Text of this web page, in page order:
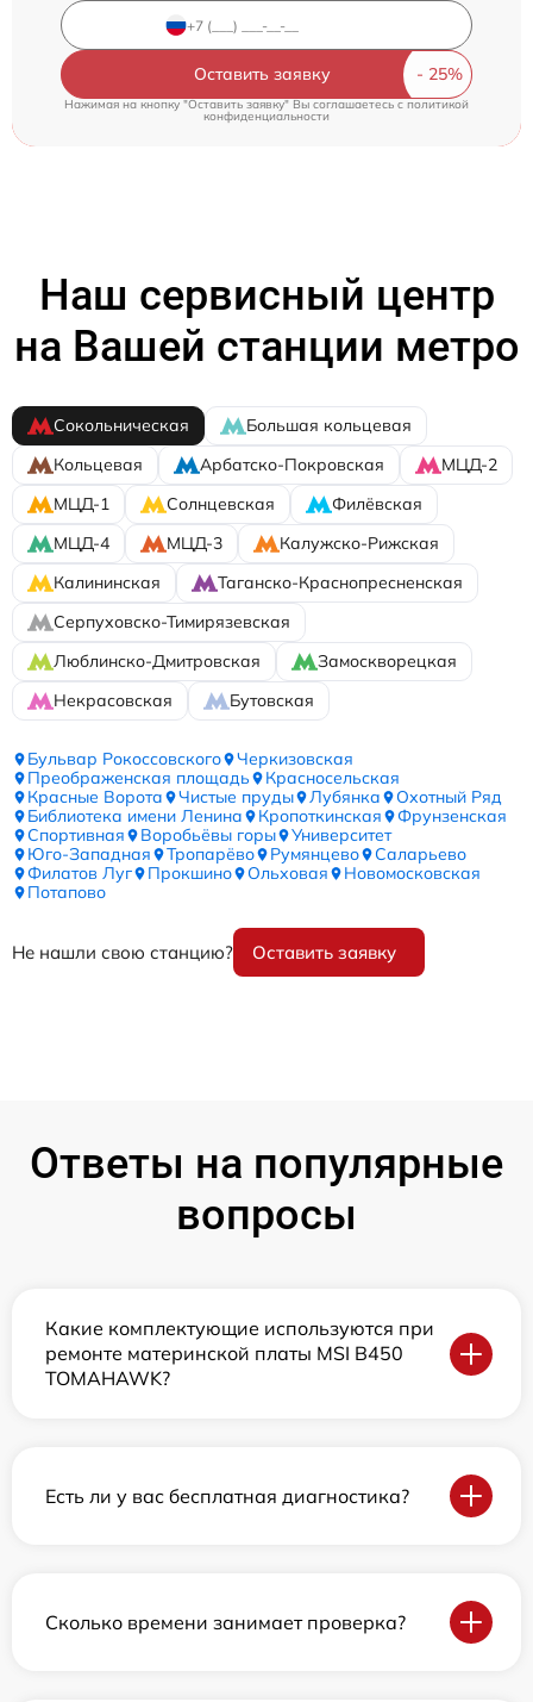
Оставить заявку
Нажимая на кнопку "Оставить заявку" Вы соглашаетесь c политикой
конфиденциальности
Наш сервисный центр
на Вашей станции метро
Сокольническая
Большая кольцевая
Кольцевая
Арбатско-Покровская
МЦД-2
МЦД-1
Солнцевская
Филёвская
МЦД-4
МЦД-3
Калужско-Рижская
Калининская
Таганско-Краснопресненская
Серпуховско-Тимирязевская
Люблинско-Дмитровская
Замоскворецкая
Некрасовская
Бутовская
Бульвар Рокоссовского
Черкизовская
Преображенская площадь
Красносельская
Красные Ворота
Чистые пруды Лубянка
Охотный Ряд
Библиотека имени Ленина
Кропоткинская
Фрунзенская
Спортивная
Воробьёвы горы
Университет
Юго-Западная
Тропарёво Румянцево
Саларьево
Филатов Луг
Прокшино Ольховая
Новомосковская
Потапово
Не нашли свою станцию? Оставить заявку
Ответы на популярные
вопросы
Какие комплектующие используются при
ремонте материнской платы MSI B450
TOMAHAWK?
Есть ли у вас бесплатная диагностика?
Сколько времени занимает проверка?